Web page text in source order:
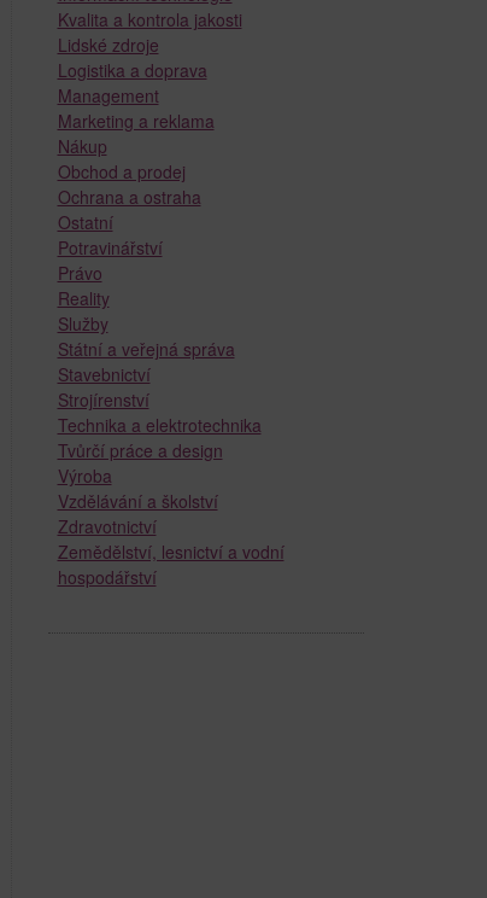
Kvalita a kontrola jakosti
Lidské zdroje
Logistika a doprava
Management
Marketing a reklama
Nákup
Obchod a prodej
Ochrana a ostraha
Ostatní
Potravinářství
Právo
Reality
Služby
Státní a veřejná správa
Stavebnictví
Strojírenství
Technika a elektrotechnika
Tvůrčí práce a design
Výroba
Vzdělávání a školství
Zdravotnictví
Zemědělství, lesnictví a vodní
hospodářství